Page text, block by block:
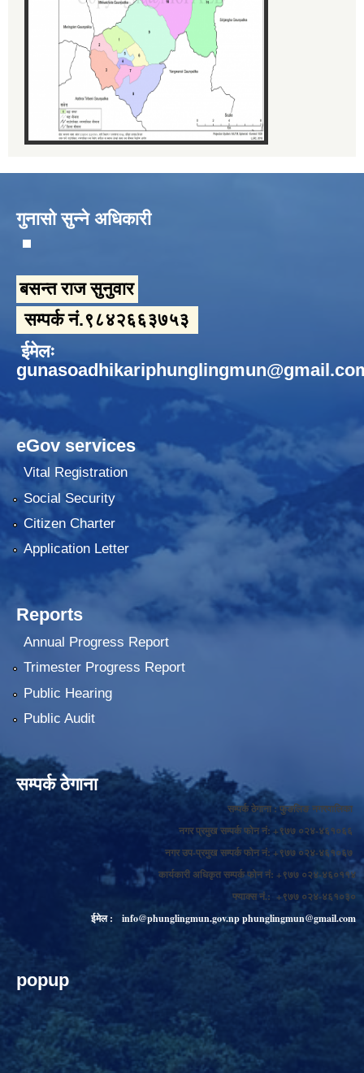
गुनासो सुन्ने अधिकारी
बसन्त राज सुनुवार
सम्पर्क नं.९८४२६६३७५३
ईमेलः
eGov services
Vital Registration
Social Security
Citizen Charter
Application Letter
Reports
Annual Progress Report
Trimester Progress Report
Public Hearing
Public Audit
सम्पर्क ठेगाना
सम्पर्क ठेगाना : फुङलिङ नगरपालिका
नगर प्रमुख सम्पर्क फोन नं: +९७७ ०२४-४६१०६६
नगर उप-प्रमुख सम्पर्क फोन नं: +९७७ ०२४-४६१०६७
कार्यकारी अधिकृत सम्पर्क फोन नं: +९७७ ०२४-४६०११४
फ्याक्स नं.: +९७७ ०२४-४६१०३०
ईमेल :
info@phunglingmun.gov.npphunglingmun@gmail.com
popup